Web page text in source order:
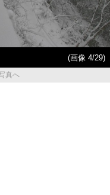
(画像 4/29)
真へ